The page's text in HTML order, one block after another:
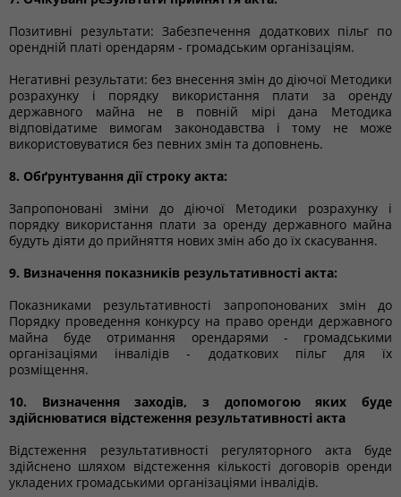
Позитивні результати: Забезпечення додаткових пільг по
орендній платі орендарям - громадським організаціям.
Негативні результати: без внесення змін до діючої Методики
розрахунку і порядку використання плати за оренду
державного майна не в повній мірі дана Методика
відповідатиме вимогам законодавства і тому не може
використовуватися без певних змін та доповнень.
8. Обґрунтування дії строку акта:
Запропоновані зміни до діючої Методики розрахунку і
порядку використання плати за оренду державного майна
будуть діяти до прийняття нових змін або до їх скасування.
9. Визначення показників результативності акта:
Показниками результативності запропонованих змін до
Порядку проведення конкурсу на право оренди державного
майна буде отримання орендарями - громадськими
організаціями інвалідів - додаткових пільг для їх
розміщення.
10. Визначення заходів, з допомогою яких буде
здійснюватися відстеження результативності акта
Відстеження результативності регуляторного акта буде
здійснено шляхом відстеження кількості договорів оренди
укладених громадськими організаціями інвалідів.